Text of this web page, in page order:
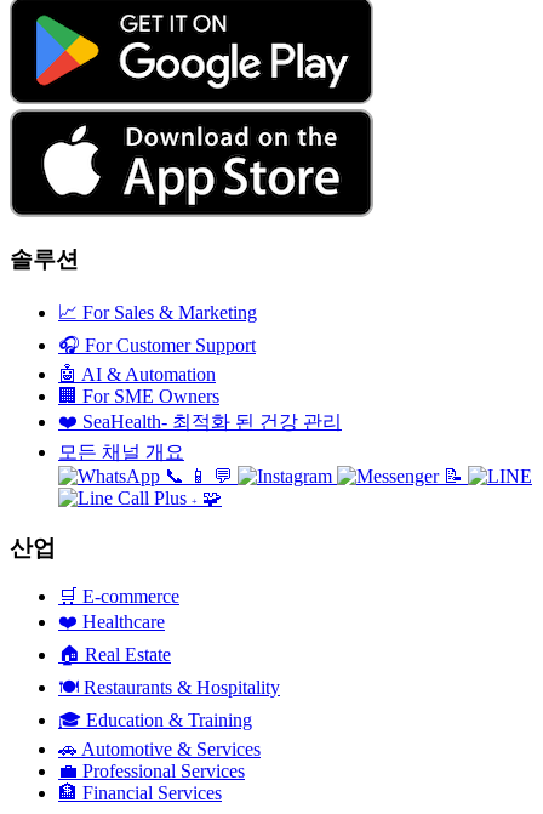
솔루션
📈 For Sales & Marketing
🎧 For Customer Support
🤖 AI & Automation
🏢 For SME Owners
❤️ SeaHealth- 최적화 된 건강 관리
모든 채널 개요
📞
📱 💬 📝
+ 🧩
산업
🛒 E-commerce
❤️ Healthcare
🏠 Real Estate
🍽️ Restaurants & Hospitality
🎓 Education & Training
🚗 Automotive & Services
💼 Professional Services
🏦 Financial Services